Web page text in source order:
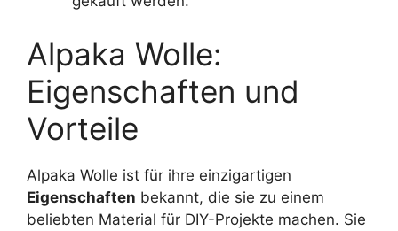
Alpaka Wolle:
Eigenschaften und
Vorteile
Alpaka Wolle ist für ihre einzigartigen
Eigenschaften bekannt, die sie zu einem
beliebten Material für DIY-Projekte machen. Sie